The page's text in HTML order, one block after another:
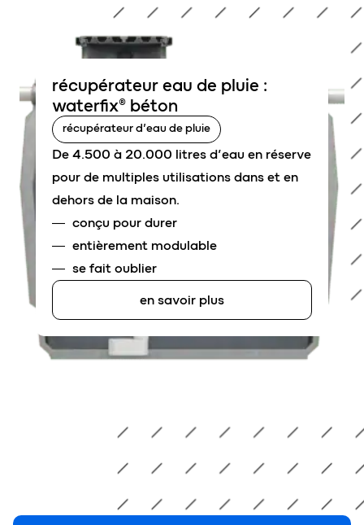
récupérateur eau de pluie :
waterfix® béton
récupérateur d’eau de pluie
De 4.500 à 20.000 litres d’eau en réserve
pour de multiples utilisations dans et en
dehors de la maison.
conçu pour durer
entièrement modulable
se fait oublier
en savoir plus